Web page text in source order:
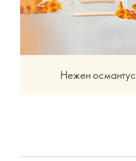
Нежен османтус